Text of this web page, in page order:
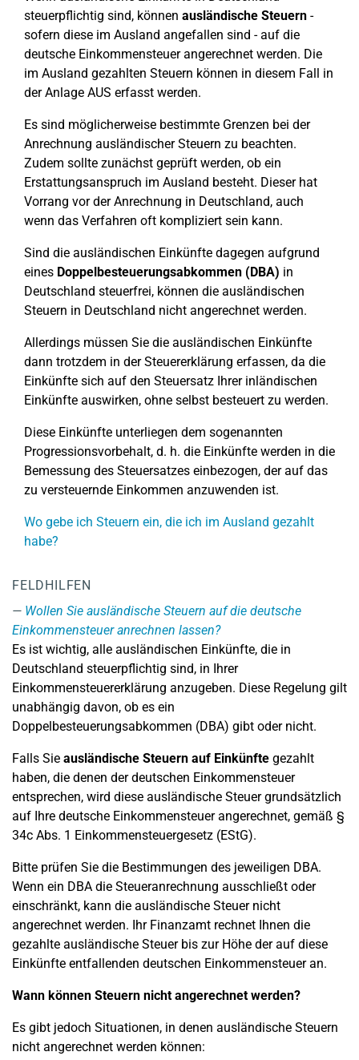
steuerpflichtig sind, können ausländische Steuern -
sofern diese im Ausland angefallen sind - auf die
deutsche Einkommensteuer angerechnet werden. Die
im Ausland gezahlten Steuern können in diesem Fall in
der Anlage AUS erfasst werden.
Es sind möglicherweise bestimmte Grenzen bei der
Anrechnung ausländischer Steuern zu beachten.
Zudem sollte zunächst geprüft werden, ob ein
Erstattungsanspruch im Ausland besteht. Dieser hat
Vorrang vor der Anrechnung in Deutschland, auch
wenn das Verfahren oft kompliziert sein kann.
Sind die ausländischen Einkünfte dagegen aufgrund
eines Doppelbesteuerungsabkommen (DBA) in
Deutschland steuerfrei, können die ausländischen
Steuern in Deutschland nicht angerechnet werden.
Allerdings müssen Sie die ausländischen Einkünfte
dann trotzdem in der Steuererklärung erfassen, da die
Einkünfte sich auf den Steuersatz Ihrer inländischen
Einkünfte auswirken, ohne selbst besteuert zu werden.
Diese Einkünfte unterliegen dem sogenannten
Progressionsvorbehalt, d. h. die Einkünfte werden in die
Bemessung des Steuersatzes einbezogen, der auf das
zu versteuernde Einkommen anzuwenden ist.
Wo gebe ich Steuern ein, die ich im Ausland gezahlt
habe?
FELDHILFEN
Wollen Sie ausländische Steuern auf die deutsche
Einkommensteuer anrechnen lassen?
Es ist wichtig, alle ausländischen Einkünfte, die in
Deutschland steuerpflichtig sind, in Ihrer
Einkommensteuererklärung anzugeben. Diese Regelung gilt
unabhängig davon, ob es ein
Doppelbesteuerungsabkommen (DBA) gibt oder nicht.
Falls Sie ausländische Steuern auf Einkünfte gezahlt
haben, die denen der deutschen Einkommensteuer
entsprechen, wird diese ausländische Steuer grundsätzlich
auf Ihre deutsche Einkommensteuer angerechnet, gemäß §
34c Abs. 1 Einkommensteuergesetz (EStG).
Bitte prüfen Sie die Bestimmungen des jeweiligen DBA.
Wenn ein DBA die Steueranrechnung ausschließt oder
einschränkt, kann die ausländische Steuer nicht
angerechnet werden. Ihr Finanzamt rechnet Ihnen die
gezahlte ausländische Steuer bis zur Höhe der auf diese
Einkünfte entfallenden deutschen Einkommensteuer an.
Wann können Steuern nicht angerechnet werden?
Es gibt jedoch Situationen, in denen ausländische Steuern
nicht angerechnet werden können: